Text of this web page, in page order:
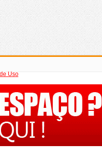
Uso